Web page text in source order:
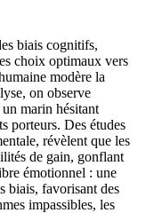
biais cognitifs,
choix optimaux vers
modère la
on observe
marin hésitant
porteurs. Des études
révèlent que les
de gain, gonflant
émotionnel : une
biais, favorisant des
impassibles, les